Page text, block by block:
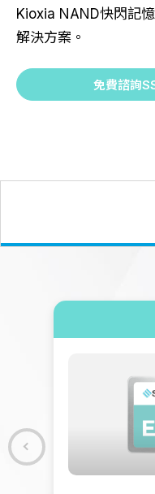
Kioxia NAND快閃記
解決方案。
免費諮詢